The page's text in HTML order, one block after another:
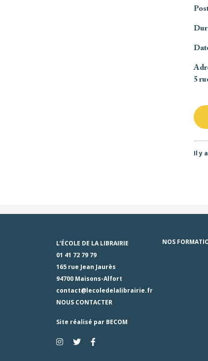
5
Il y
L’ÉCOLE DE LA LIBRAIRIE
01 41 72 79 79
165 rue Jean Jaurès
94700 Maisons-Alfort
contact@lecoledelalibrairie.fr
NOUS CONTACTER
Site réalisé par BECOM
NOS